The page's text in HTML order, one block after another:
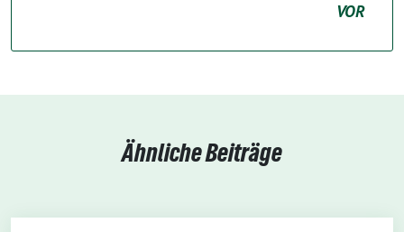
VOR
Ähnliche Beiträge